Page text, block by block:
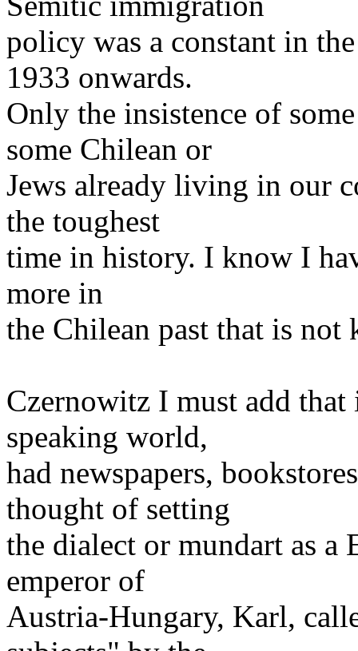
policy was a constant in
1933 onwards.
Only the insistence of
some Chilean or
Jews already living in our
the toughest
time in history. I know I
more in
the Chilean past that is not
Czernowitz I must add that
speaking world,
had newspapers,
thought of setting
the dialect or mundart as a
emperor of
Austria-Hungary, Karl,